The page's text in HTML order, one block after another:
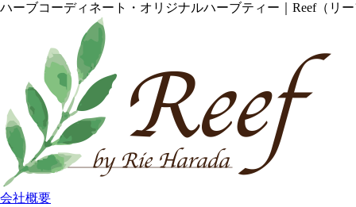
ハーブコーディネート・オリジナルハーブティー｜Reef（リ
会社概要